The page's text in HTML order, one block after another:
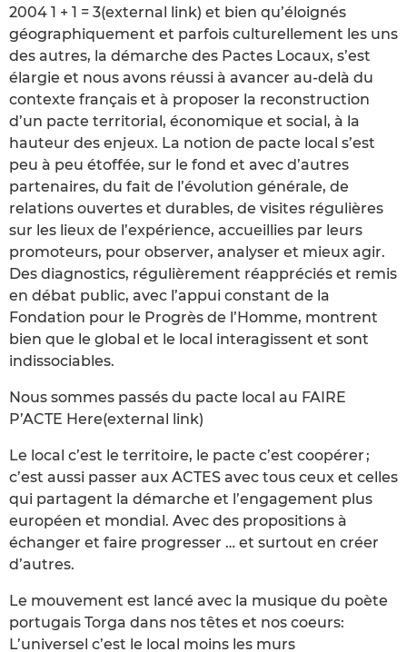
2004 1 + 1 = 3(external link) et bien qu’éloignés
géographiquement et parfois culturellement les uns
des autres, la démarche des Pactes Locaux, s’est
élargie et nous avons réussi à avancer au-delà du
contexte français et à proposer la reconstruction
d’un pacte territorial, économique et social, à la
hauteur des enjeux. La notion de pacte local s’est
peu à peu étoffée, sur le fond et avec d’autres
partenaires, du fait de l’évolution générale, de
relations ouvertes et durables, de visites régulières
sur les lieux de l’expérience, accueillies par leurs
promoteurs, pour observer, analyser et mieux agir.
Des diagnostics, régulièrement réappréciés et remis
en débat public, avec l’appui constant de la
Fondation pour le Progrès de l’Homme, montrent
bien que le global et le local interagissent et sont
indissociables.
Nous sommes passés du pacte local au FAIRE
P’ACTE Here(external link)
Le local c’est le territoire, le pacte c’est coopérer ;
c’est aussi passer aux ACTES avec tous ceux et celles
qui partagent la démarche et l’engagement plus
européen et mondial. Avec des propositions à
échanger et faire progresser … et surtout en créer
d’autres.
Le mouvement est lancé avec la musique du poète
portugais Torga dans nos têtes et nos coeurs:
L’universel c’est le local moins les murs